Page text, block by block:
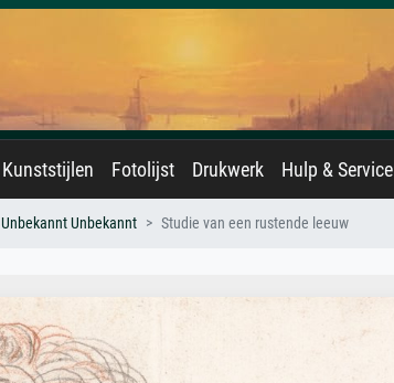
Kunststijlen Fotolijst Drukwerk Hulp & Service
Unbekannt Unbekannt Studie van een rustende leeuw